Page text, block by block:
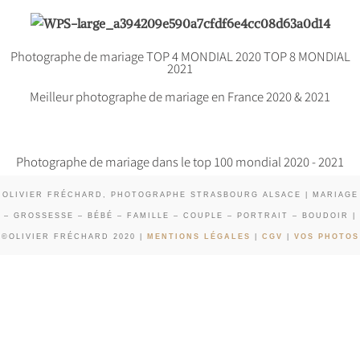
Photographe de mariage TOP 4 MONDIAL 2020 TOP 8 MONDIAL
2021
Meilleur photographe de mariage en France 2020 & 2021
Photographe de mariage dans le top 100 mondial 2020 - 2021
OLIVIER FRÉCHARD, PHOTOGRAPHE STRASBOURG ALSACE | MARIAGE
– GROSSESSE – BÉBÉ – FAMILLE – COUPLE – PORTRAIT – BOUDOIR |
©OLIVIER FRÉCHARD 2020 | MENTIONS LÉGALES CGV VOS PHOTOS